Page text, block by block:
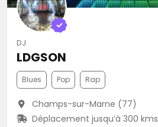
DJ
LDGSON
Blues Pop Rap
Champs-sur-Marne (77)
Déplacement jusqu’à 300 kms